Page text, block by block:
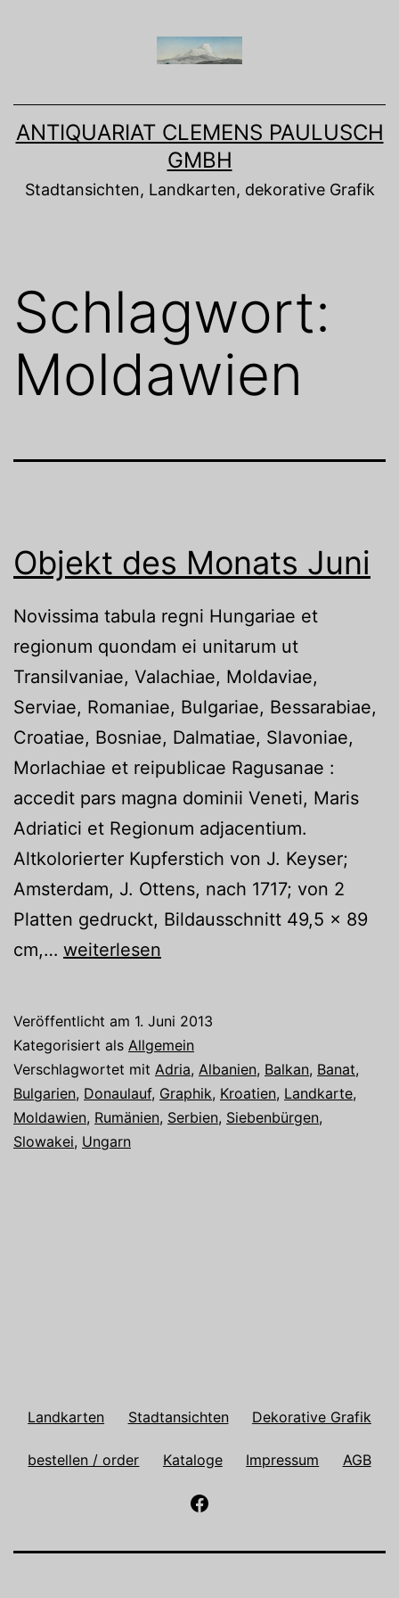
ANTIQUARIAT CLEMENS PAULUSCH
GMBH
Stadtansichten, Landkarten, dekorative Grafik
Schlagwort:
Moldawien
Objekt des Monats Juni
Novissima tabula regni Hungariae et
regionum quondam ei unitarum ut
Transilvaniae, Valachiae, Moldaviae,
Serviae, Romaniae, Bulgariae, Bessarabiae,
Croatiae, Bosniae, Dalmatiae, Slavoniae,
Morlachiae et reipublicae Ragusanae :
accedit pars magna dominii Veneti, Maris
Adriatici et Regionum adjacentium.
Altkolorierter Kupferstich von J. Keyser;
Amsterdam, J. Ottens, nach 1717; von 2
Platten gedruckt, Bildausschnitt 49,5 x 89
cm,… Objekt
Juni
weiterlesen
Veröffentlicht am 1. Juni 2013
Kategorisiert als Allgemein
Verschlagwortet mit Adria, Albanien, Balkan, Banat,
Bulgarien, Donaulauf, Graphik, Kroatien, Landkarte,
Moldawien, Rumänien, Serbien, Siebenbürgen,
Slowakei, Ungarn
Landkarten Stadtansichten Dekorative Grafik
bestellen / order Kataloge Impressum AGB